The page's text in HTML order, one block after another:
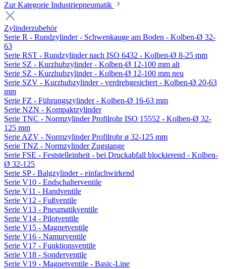
Zur Kategorie Industriepneumatik
Zylinderzubehör
Serie R - Rundzylinder - Schwenkauge am Boden - Kolben-Ø 32-
63
Serie RST - Rundzylinder nach ISO 6432 - Kolben-Ø 8-25 mm
Serie SZ - Kurzhubzylinder - Kolben-Ø 12-100 mm alt
Serie SZ - Kurzhubzylinder - Kolben-Ø 12-100 mm neu
Serie SZV - Kurzhubzylinder - verdrehgesichert - Kolben-Ø 20-63
mm
Serie FZ - Führungszylinder - Kolben-Ø 16-63 mm
Serie NZN - Kompaktzylinder
Serie TNC - Normzylinder Profilrohr ISO 15552 - Kolben-Ø 32-
125 mm
Serie AZV - Normzylinder Profilrohr ø 32-125 mm
Serie TNZ - Normzylinder Zugstange
Serie FSE - Feststelleinheit - bei Druckabfall blockierend - Kolben-
Ø 32-125
Serie SP - Balgzylinder - einfachwirkend
Serie V10 - Endschalterventile
Serie V11 - Handventile
Serie V12 - Fußventile
Serie V13 - Pneumatikventile
Serie V14 - Pilotventile
Serie V15 - Magnetventile
Serie V16 - Namurventile
Serie V17 - Funktionsventile
Serie V18 - Sonderventile
Serie V19 - Magnetventile - Basic-Line